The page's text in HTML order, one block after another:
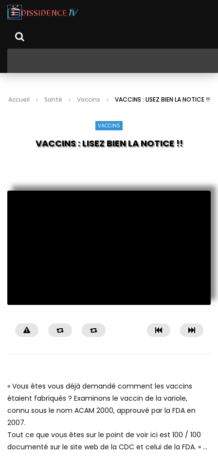
Accueil Santé Vaccins VACCINS : LISEZ BIEN LA NOTICE !!
VACCINS
VACCINS : LISEZ BIEN LA NOTICE !!
« Vous êtes vous déjà demandé comment les vaccins
étaient fabriqués ? Examinons le vaccin de la variole,
connu sous le nom ACAM 2000, approuvé par la FDA en
2007.
Tout ce que vous êtes sur le point de voir ici est 100 / 100
documenté sur le site web de la CDC et celui de la FDA. » …